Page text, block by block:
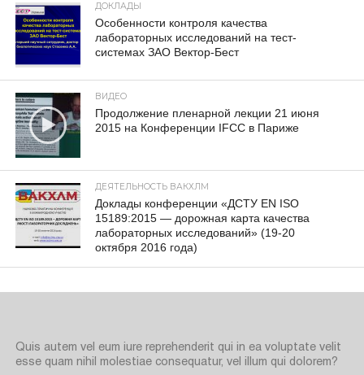
ДОКЛАДЫ
Особенности контроля качества
лабораторных исследований на тест-
системах ЗАО Вектор-Бест
ВИДЕО
Продолжение пленарной лекции 21 июня
2015 на Конференции IFCC в Париже
ДЕЯТЕЛЬНОСТЬ ВАКХЛМ
Доклады конференции «ДСТУ EN ISO
15189:2015 — дорожная карта качества
лабораторных исследований» (19-20
октября 2016 года)
Quis autem vel eum iure reprehenderit qui in ea voluptate velit
esse quam nihil molestiae consequatur, vel illum qui dolorem?